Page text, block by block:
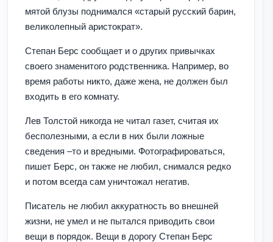
мятой блузы поднимался «старый русский барин,
великолепный аристократ».
Степан Берс сообщает и о других привычках
своего знаменитого родственника. Например, во
время работы никто, даже жена, не должен был
входить в его комнату.
Лев Толстой никогда не читал газет, считая их
бесполезными, а если в них были ложные
сведения –то и вредными. Фотографироваться,
пишет Берс, он также не любил, снимался редко
и потом всегда сам уничтожал негатив.
Писатель не любил аккуратность во внешней
жизни, не умел и не пытался приводить свои
вещи в порядок. Вещи в дорогу Степан Берс